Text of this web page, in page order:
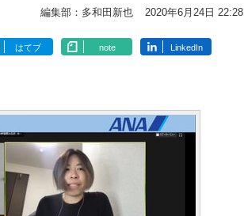
編集部：多和田新也 2020年6月24日 22:28
はてブ note LinkedIn